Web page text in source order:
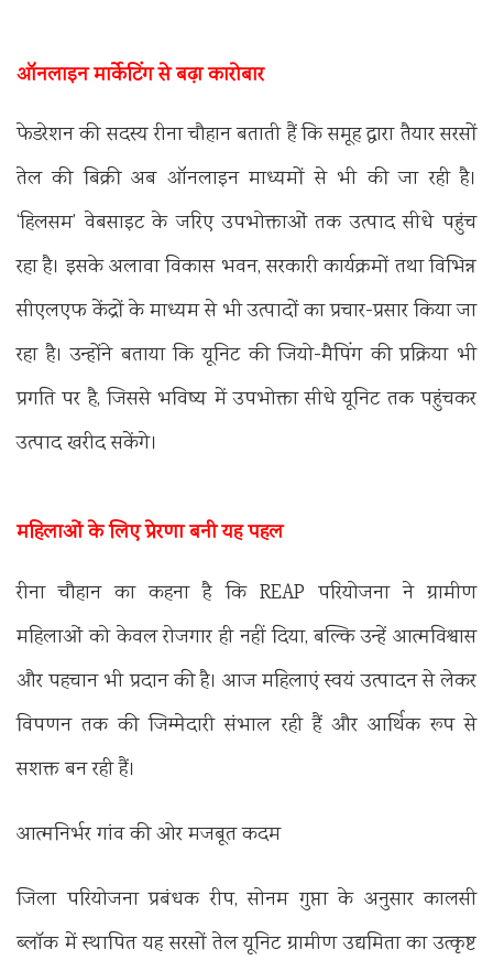
ऑनलाइन मार्केटिंग से बढ़ा कारोबार
फेडरेशन की सदस्य रीना चौहान बताती हैं कि समूह द्वारा तैयार सरसों
तेल की बिक्री अब ऑनलाइन माध्यमों से भी की जा रही है।
‘हिलसम’ वेबसाइट के जरिए उपभोक्ताओं तक उत्पाद सीधे पहुंच
रहा है। इसके अलावा विकास भवन, सरकारी कार्यक्रमों तथा विभिन्न
सीएलएफ केंद्रों के माध्यम से भी उत्पादों का प्रचार-प्रसार किया जा
रहा है। उन्होंने बताया कि यूनिट की जियो-मैपिंग की प्रक्रिया भी
प्रगति पर है, जिससे भविष्य में उपभोक्ता सीधे यूनिट तक पहुंचकर
उत्पाद खरीद सकेंगे।
महिलाओं के लिए प्रेरणा बनी यह पहल
रीना चौहान का कहना है कि REAP परियोजना ने ग्रामीण
महिलाओं को केवल रोजगार ही नहीं दिया, बल्कि उन्हें आत्मविश्वास
और पहचान भी प्रदान की है। आज महिलाएं स्वयं उत्पादन से लेकर
विपणन तक की जिम्मेदारी संभाल रही हैं और आर्थिक रूप से
सशक्त बन रही हैं।
आत्मनिर्भर गांव की ओर मजबूत कदम
जिला परियोजना प्रबंधक रीप, सोनम गुप्ता के अनुसार कालसी
ब्लॉक में स्थापित यह सरसों तेल यूनिट ग्रामीण उद्यमिता का उत्कृष्ट